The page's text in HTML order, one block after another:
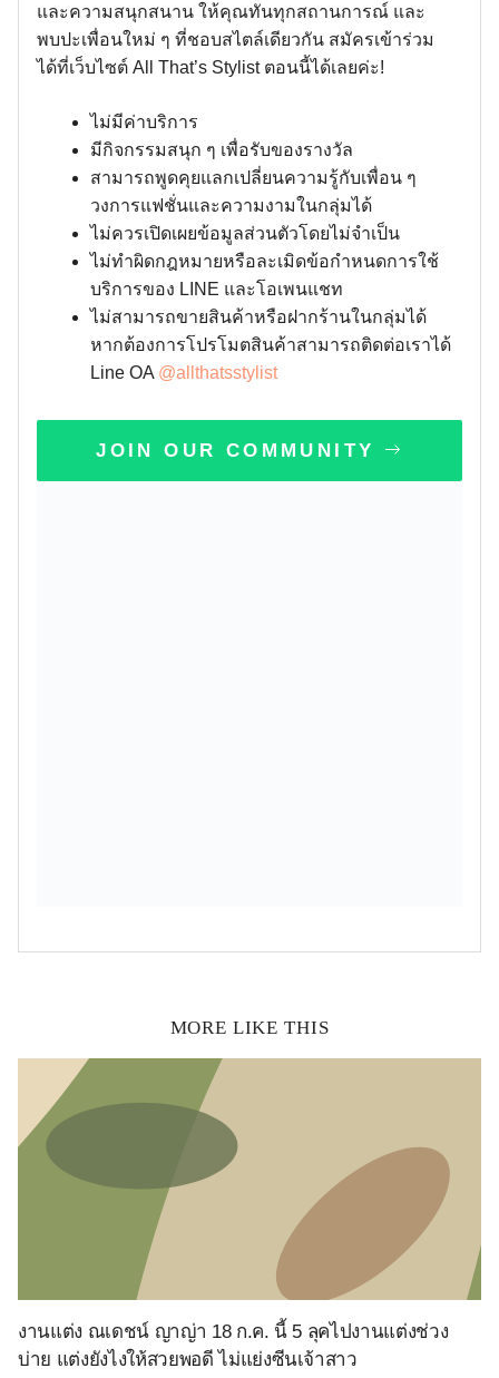
และความสนุกสนาน ให้คุณทันทุกสถานการณ์ และ
พบปะเพื่อนใหม่ ๆ ที่ชอบสไตล์เดียวกัน สมัครเข้าร่วม
ได้ที่เว็บไซต์ All That’s Stylist ตอนนี้ได้เลยค่ะ!
ไม่มีค่าบริการ
มีกิจกรรมสนุก ๆ เพื่อรับของรางวัล
สามารถพูดคุยแลกเปลี่ยนความรู้กับเพื่อน ๆ
วงการแฟชั่นและความงามในกลุ่มได้
ไม่ควรเปิดเผยข้อมูลส่วนตัวโดยไม่จำเป็น
ไม่ทำผิดกฎหมายหรือละเมิดข้อกำหนดการใช้
บริการของ LINE และโอเพนแชท
ไม่สามารถขายสินค้าหรือฝากร้านในกลุ่มได้
หากต้องการโปรโมตสินค้าสามารถติดต่อเราได้
Line OA @allthatsstylist
JOIN OUR COMMUNITY
MORE LIKE THIS
งานแต่ง ณเดชน์ ญาญ่า 18 ก.ค. นี้ 5 ลุคไปงานแต่งช่วง
บ่าย แต่งยังไงให้สวยพอดี ไม่แย่งซีนเจ้าสาว